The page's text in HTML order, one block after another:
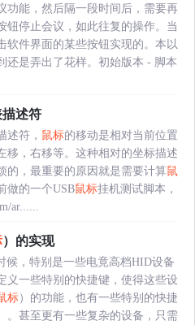
功能，然后隔一段时间后，需要再
钮停止会议，如此往复的操作。当
软件界面的某些按钮实现的。本以
还是弄出了花样。初始版本 - 脚本
述符
述符， 鼠标的移动是相对当前位置
移，右移等。这种相对的坐标描述
的，最重要的原因就是需要计算鼠
做的一个USB鼠标挂机测试脚本，
ar......
）的实现
候，特别是一些电竟高档HID设备
义一些特别的快捷键，使得这些设
标）的功能，也有一些特别的快捷
。甚至更有一些复杂的设备，只需